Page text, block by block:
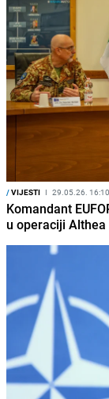
/VIJESTI I 29.05.26. 16:10
Komandant
u operaciji Althea